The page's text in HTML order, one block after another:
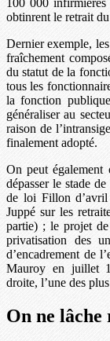
obtinrent le retrait
Dernier exemple,
fraîchement
du statut de la
tous les
la fonction
généraliser au
raison de
finalement adopté.
On peut également
dépasser le stade
de loi Fillon d’avril
Juppé sur les
partie) ; le projet
privatisation des
d’encadrement de
Mauroy en juillet
droite, l’une des
On ne lâche